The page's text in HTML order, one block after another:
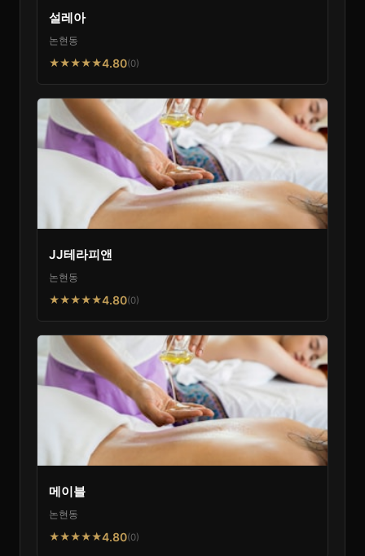
설레아
논현동
★★★★★4.80(0)
JJ테라피앤
논현동
★★★★★4.80(0)
메이블
논현동
★★★★★4.80(0)